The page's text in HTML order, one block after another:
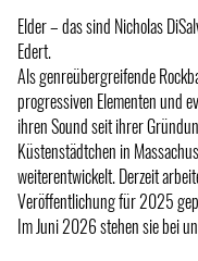
Elder – das sind Nicholas
Edert.
Als genreübergreifende
progressiven Elementen und
ihren Sound seit ihrer
Küstenstädtchen in
weiterentwickelt. Derzeit
Veröffentlichung für 2025
Im Juni 2026 stehen sie bei